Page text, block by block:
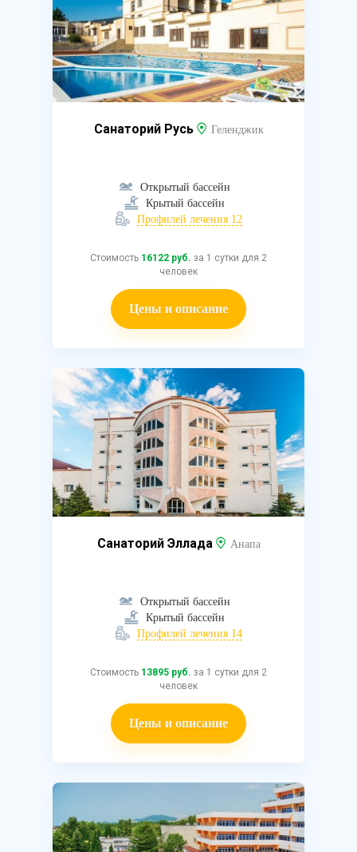
Санаторий Русь Геленджик
Открытый бассейн
Крытый бассейн
Профилей лечения 12
Стоимость 16122 руб. за 1 сутки для 2
человек
Цены и описание
Санаторий Эллада Анапа
Открытый бассейн
Крытый бассейн
Профилей лечения 14
Стоимость 13895 руб. за 1 сутки для 2
человек
Цены и описание